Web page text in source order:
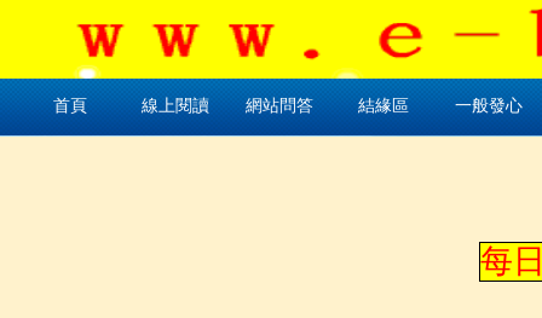
每
首頁 線上閱讀 網站問答 結緣區 一般發心